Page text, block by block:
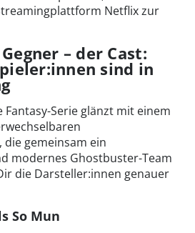
Netflix zur
– der Cast:
sind in
Fantasy-Serie glänzt mit einem
die gemeinsam ein
modernes Ghostbuster-Team
die Darsteller:innen genauer
So Mun